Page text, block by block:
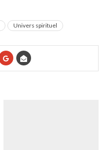
Univers spirituel